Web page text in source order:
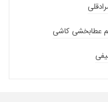
عطابخشی کاشی